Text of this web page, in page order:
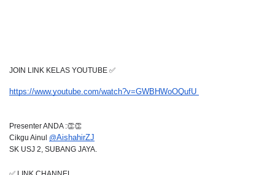
JOIN LINK KELAS YOUTUBE ✅
https://www.youtube.com/watch?v=GWBHWoOQufU
Presenter ANDA :👏👏
Cikgu Ainul @AishahirZJ
SK USJ 2, SUBANG JAYA.